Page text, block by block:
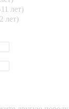
лет)
лет)